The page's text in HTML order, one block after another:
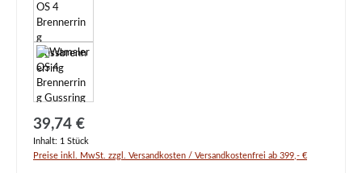
Regulärer Preis:
39,74 €
Inhalt: 1 Stück
Preise inkl. MwSt. zzgl. Versandkosten / Versandkostenfrei ab 399,- €